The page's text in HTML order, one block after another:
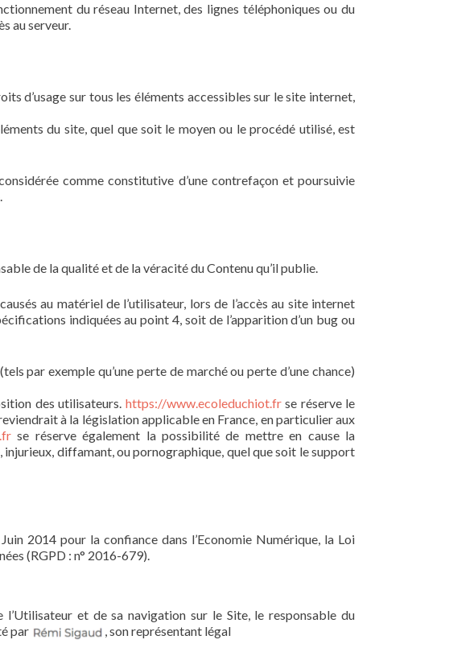
du réseau Internet, des lignes téléphoniques ou du
au serveur.
d’usage sur tous les éléments accessibles sur le site internet,
du site, quel que soit le moyen ou le procédé utilisé, est
comme constitutive d’une contrefaçon et poursuivie
de la qualité et de la véracité du Contenu qu’il publie.
au matériel de l’utilisateur, lors de l’accès au site internet
indiquées au point 4, soit de l’apparition d’un bug ou
par exemple qu’une perte de marché ou perte d’une chance)
des utilisateurs. https://www.ecoleduchiot.frse réserve le
à la législation applicable en France, en particulier aux
se réserve également la possibilité de mettre en cause la
diffamant, ou pornographique, quel que soit le support
2014 pour la confiance dans l’Economie Numérique, la Loi
(RGPD : n° 2016-679).
et de sa navigation sur le Site, le responsable du
par , son représentant légal